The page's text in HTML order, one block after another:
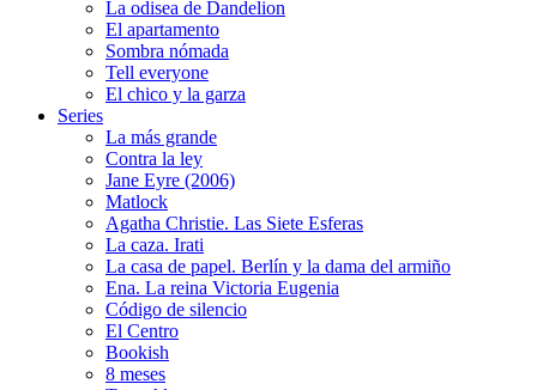
La odisea de Dandelion
El apartamento
Sombra nómada
Tell everyone
El chico y la garza
Series
La más grande
Contra la ley
Jane Eyre (2006)
Matlock
Agatha Christie. Las Siete Esferas
La caza. Irati
La casa de papel. Berlín y la dama del armiño
Ena. La reina Victoria Eugenia
Código de silencio
El Centro
Bookish
8 meses